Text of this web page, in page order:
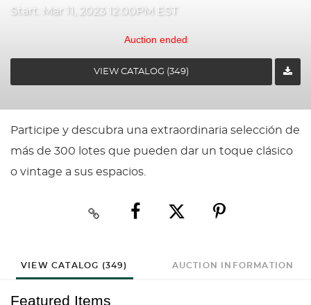
Start: Mar 11, 2023 12:00PM EST
Auction ended
VIEW CATALOG (349)
Participe y descubra una extraordinaria selección de
más de 300 lotes que pueden dar un toque clásico
o vintage a sus espacios.
VIEW CATALOG (349) AUCTION INFORMATION
Featured Items